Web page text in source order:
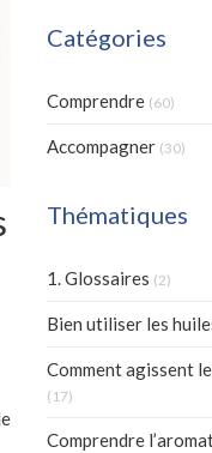
Catégories
Comprendre (60)
Accompagner (30)
Thématiques
1. Glossaires (2)
Bien utiliser les
Comment agissent
(17)
Comprendre